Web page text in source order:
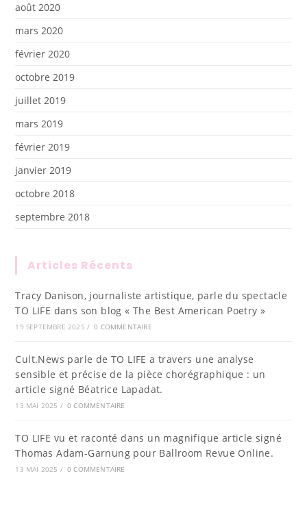
août 2020
mars 2020
février 2020
octobre 2019
juillet 2019
mars 2019
février 2019
janvier 2019
octobre 2018
septembre 2018
Articles Récents
Tracy Danison, journaliste artistique, parle du spectacle
TO LIFE dans son blog « The Best American Poetry »
19 SEPTEMBRE 2025 / 0 COMMENTAIRE
Cult.News parle de TO LIFE a travers une analyse
sensible et précise de la pièce chorégraphique : un
article signé Béatrice Lapadat.
13 MAI 2025 / 0 COMMENTAIRE
TO LIFE vu et raconté dans un magnifique article signé
Thomas Adam-Garnung pour Ballroom Revue Online.
13 MAI 2025 / 0 COMMENTAIRE